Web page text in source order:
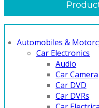
Automobiles &
Car Electronics
Audio
Car Camera
Car DVD
Car DVRs